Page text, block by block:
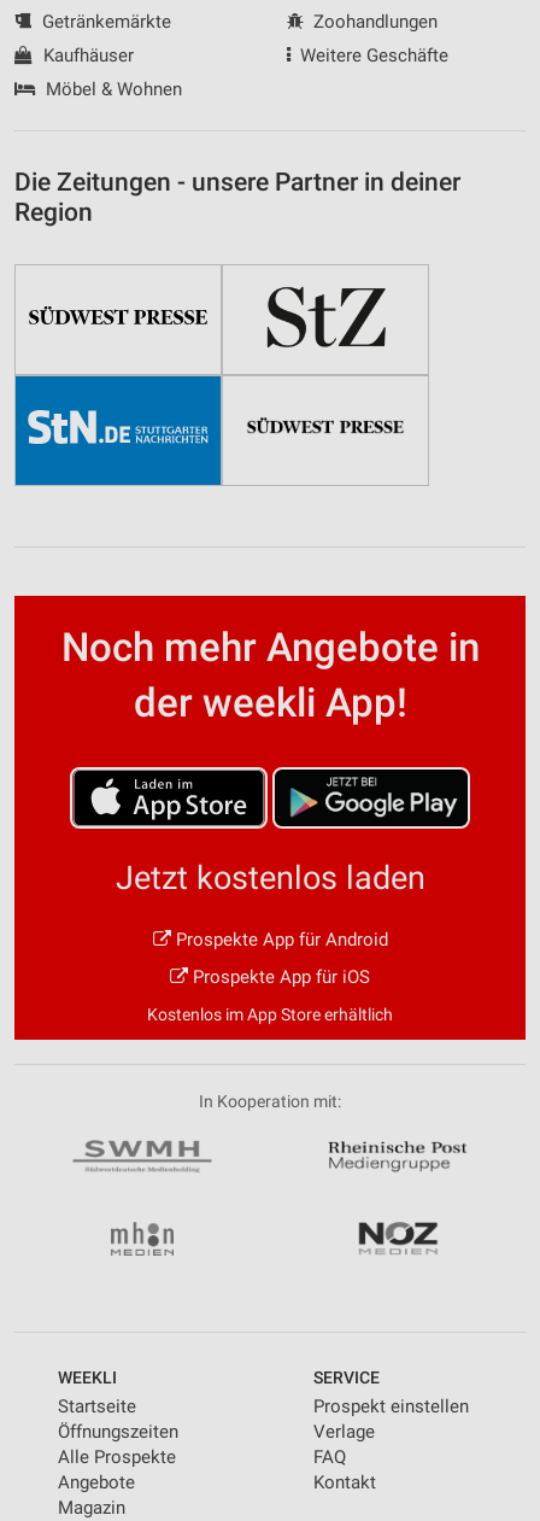
Getränkemärkte
Kaufhäuser
Möbel & Wohnen
Zoohandlungen
Weitere Geschäfte
Die Zeitungen - unsere Partner in deiner
Region
Noch mehr Angebote in
der weekli App!
Jetzt kostenlos laden
Prospekte App für Android
Prospekte App für iOS
Kostenlos im App Store erhältlich
In Kooperation mit:
WEEKLI
Startseite
Öffnungszeiten
Alle Prospekte
Angebote
Magazin
SERVICE
Prospekt einstellen
Verlage
FAQ
Kontakt